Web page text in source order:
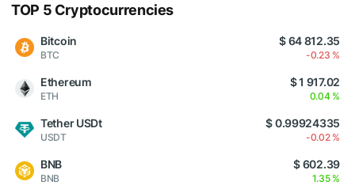
TOP 5 Cryptocurrencies
Bitcoin
BTC
$ 64 812.35
-0.23 %
Ethereum
ETH
$ 1 917.02
0.04 %
Tether USDt
USDT
$ 0.99924335
-0.02 %
BNB
BNB
$ 602.39
1.35 %